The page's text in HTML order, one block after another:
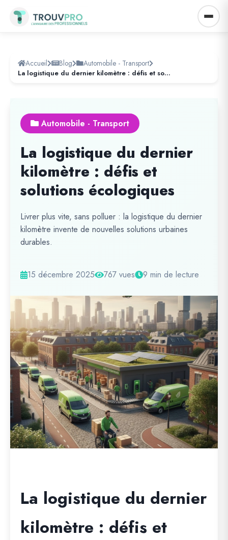
Accueil Blog Automobile - Transport
La logistique du dernier kilomètre : défis et solutions écologiques
Automobile - Transport
La logistique du dernier
kilomètre : défis et
solutions écologiques
Livrer plus vite, sans polluer : la logistique du dernier
kilomètre invente de nouvelles solutions urbaines
durables.
15 décembre 2025 767 vues 9 min de lecture
La logistique du dernier
kilomètre : défis et